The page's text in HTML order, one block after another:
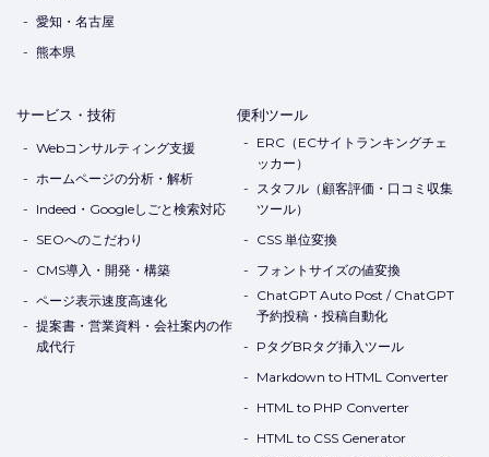
愛知・名古屋
熊本県
サービス・技術
Webコンサルティング支援
ホームページの分析・解析
Indeed・Googleしごと検索対応
SEOへのこだわり
CMS導入・開発・構築
ページ表示速度高速化
提案書・営業資料・会社案内の作
成代行
便利ツール
ERC（ECサイトランキングチェ
ッカー）
スタフル（顧客評価・口コミ収集
ツール）
CSS 単位変換
フォントサイズの値変換
ChatGPT Auto Post / ChatGPT
予約投稿・投稿自動化
PタグBRタグ挿入ツール
Markdown to HTML Converter
HTML to PHP Converter
HTML to CSS Generator